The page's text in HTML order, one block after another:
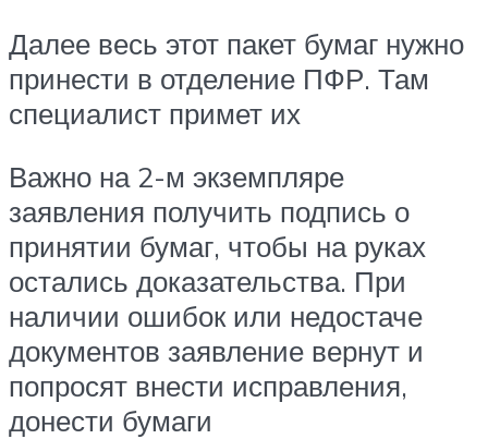
Далее весь этот пакет бумаг нужно
принести в отделение ПФР. Там
специалист примет их
Важно на 2-м экземпляре
заявления получить подпись о
принятии бумаг, чтобы на руках
остались доказательства. При
наличии ошибок или недостаче
документов заявление вернут и
попросят внести исправления,
донести бумаги